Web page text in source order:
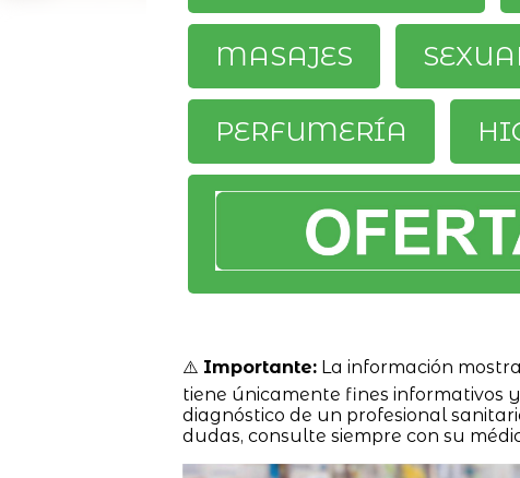
MASAJES
PERFUMERÍA
⚠️ Importante:La información
tiene únicamente fines informativos
diagnóstico de un profesional
dudas, consulte siempre con su